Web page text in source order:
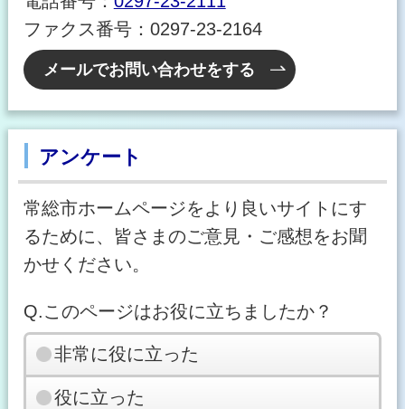
ファクス番号：0297-23-2164
メールでお問い合わせをする
アンケート
常総市ホームページをより良いサイトにす
るために、皆さまのご意見・ご感想をお聞
かせください。
Q.このページはお役に立ちましたか？
非常に役に立った
役に立った